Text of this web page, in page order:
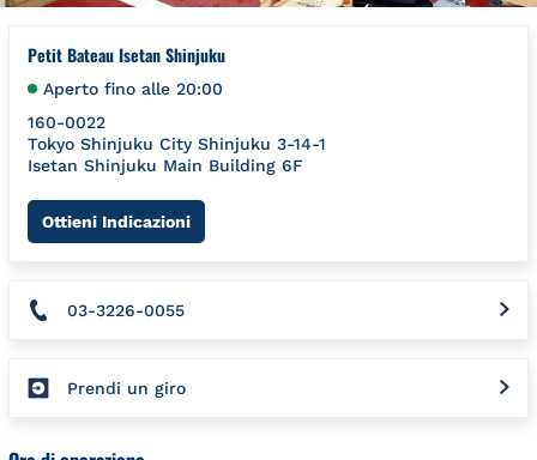
Petit Bateau Isetan Shinjuku
Aperto fino alle 20:00
160-0022
Tokyo Shinjuku City Shinjuku 3-14-1
Isetan Shinjuku Main Building 6F
Ottieni IndicazioniLink Opens in New Tab
03-3226-0055
Prendi un giro